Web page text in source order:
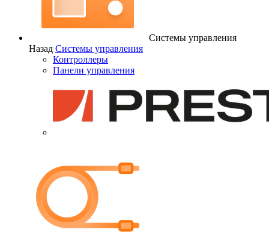
Системы управления
Назад Системы управления
Контроллеры
Панели управления